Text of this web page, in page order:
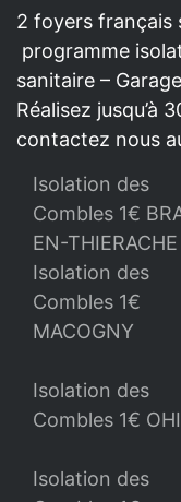
2 foyers français
programme
sanitaire –
Réalisez jusqu’à
contactez nous
Isolation des
Combles 1€
EN-THIERACHE
Isolation des
Combles 1€
MACOGNY
Isolation des
Combles 1€
Isolation des